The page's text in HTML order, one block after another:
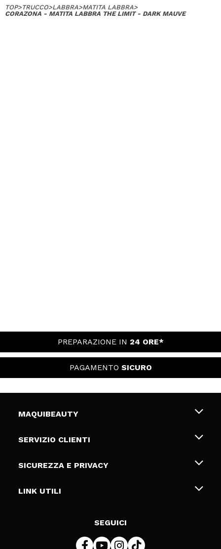
TOP>TRUCCO>LABBRA>MATITA LABBRA>
CORAZONA - MATITA LABBRA THE LIMIT - DARK MAUVE
PREPARAZIONE IN 24 ORE*
PAGAMENTO SICURO
MAQUIBEAUTY
Chi siamo
Gift Cards
SERVIZIO CLIENTI
Spedizioni & Resi
Metodi di pagamamento
SICUREZZA E PRIVACY
Termini e condizioni
LINK UTILI
SEGUICI